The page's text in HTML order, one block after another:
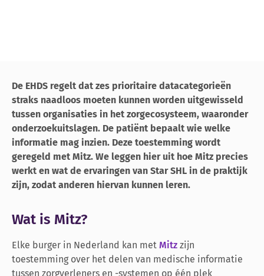
De EHDS regelt dat zes prioritaire datacategorieën
straks naadloos moeten kunnen worden uitgewisseld
tussen organisaties in het zorgecosysteem, waaronder
onderzoekuitslagen. De patiënt bepaalt wie welke
informatie mag inzien. Deze toestemming wordt
geregeld met Mitz. We leggen hier uit hoe Mitz precies
werkt en wat de ervaringen van Star SHL in de praktijk
zijn, zodat anderen hiervan kunnen leren.
Wat is Mitz?
Elke burger in Nederland kan met Mitz zijn
toestemming over het delen van medische informatie
tussen zorgverleners en -systemen op één plek